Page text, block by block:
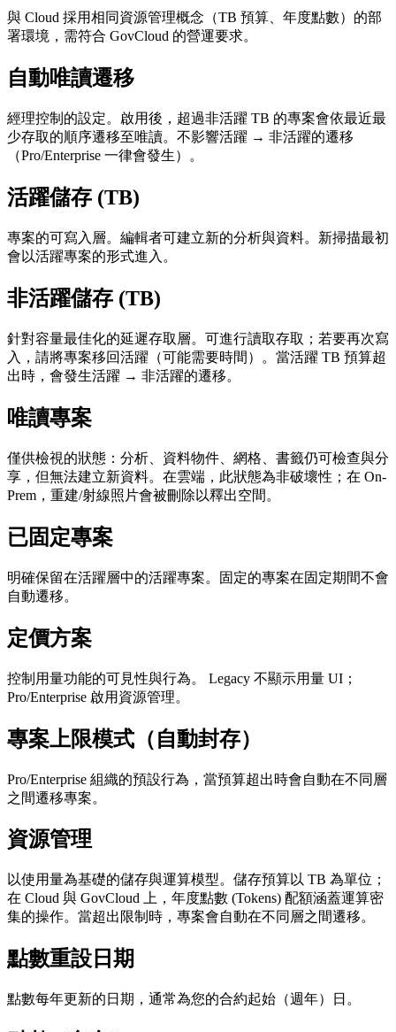
與 Cloud 採用相同資源管理概念（TB 預算、年度點數）的部
署環境，需符合 GovCloud 的營運要求。
自動唯讀遷移
經理控制的設定。啟用後，超過非活躍 TB 的專案會依最近最
少存取的順序遷移至唯讀。不影響活躍 → 非活躍的遷移
（Pro/Enterprise 一律會發生）。
活躍儲存 (TB)
專案的可寫入層。編輯者可建立新的分析與資料。新掃描最初
會以活躍專案的形式進入。
非活躍儲存 (TB)
針對容量最佳化的延遲存取層。可進行讀取存取；若要再次寫
入，請將專案移回活躍（可能需要時間）。當活躍 TB 預算超
出時，會發生活躍 → 非活躍的遷移。
唯讀專案
僅供檢視的狀態：分析、資料物件、網格、書籤仍可檢查與分
享，但無法建立新資料。在雲端，此狀態為非破壞性；在 On-
Prem，重建/射線照片會被刪除以釋出空間。
已固定專案
明確保留在活躍層中的活躍專案。固定的專案在固定期間不會
自動遷移。
定價方案
控制用量功能的可見性與行為。 Legacy 不顯示用量 UI；
Pro/Enterprise 啟用資源管理。
專案上限模式（自動封存）
Pro/Enterprise 組織的預設行為，當預算超出時會自動在不同層
之間遷移專案。
資源管理
以使用量為基礎的儲存與運算模型。儲存預算以 TB 為單位；
在 Cloud 與 GovCloud 上，年度點數 (Tokens) 配額涵蓋運算密
集的操作。當超出限制時，專案會自動在不同層之間遷移。
點數重設日期
點數每年更新的日期，通常為您的合約起始（週年）日。